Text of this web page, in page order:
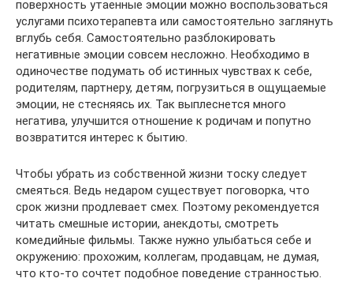
поверхность утаенные эмоции можно воспользоваться
услугами психотерапевта или самостоятельно заглянуть
вглубь себя. Самостоятельно разблокировать
негативные эмоции совсем несложно. Необходимо в
одиночестве подумать об истинных чувствах к себе,
родителям, партнеру, детям, погрузиться в ощущаемые
эмоции, не стесняясь их. Так выплеснется много
негатива, улучшится отношение к родичам и попутно
возвратится интерес к бытию.
Чтобы убрать из собственной жизни тоску следует
смеяться. Ведь недаром существует поговорка, что
срок жизни продлевает смех. Поэтому рекомендуется
читать смешные истории, анекдоты, смотреть
комедийные фильмы. Также нужно улыбаться себе и
окружению: прохожим, коллегам, продавцам, не думая,
что кто-то сочтет подобное поведение странностью.